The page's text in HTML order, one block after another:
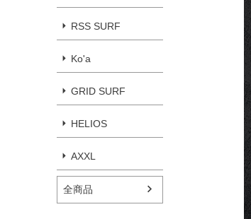
RSS SURF
Ko'a
GRID SURF
HELIOS
AXXL
全商品